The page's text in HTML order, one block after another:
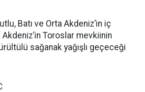
Batı ve Orta Akdeniz’in iç
Toroslar mevkiinin
sağanak yağışlı geçeceği